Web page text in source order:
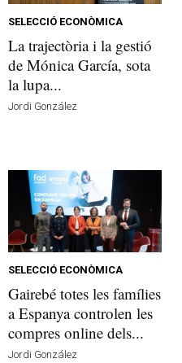
SELECCIÓ ECONÒMICA
La trajectòria i la gestió
de Mónica García, sota
la lupa...
Jordi González
SELECCIÓ ECONÒMICA
Gairebé totes les famílies
a Espanya controlen les
compres online dels...
Jordi González